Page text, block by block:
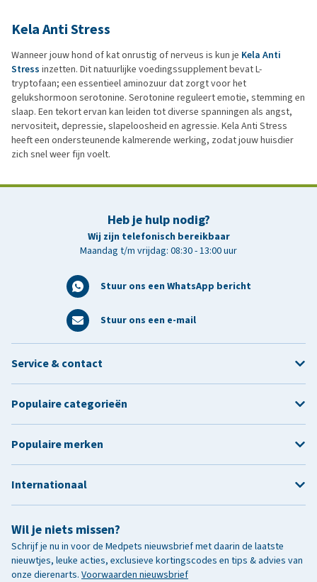
Kela Anti Stress
Wanneer jouw hond of kat onrustig of nerveus is kun je Kela Anti
Stress inzetten. Dit natuurlijke voedingssupplement bevat L-
tryptofaan; een essentieel aminozuur dat zorgt voor het
gelukshormoon serotonine. Serotonine reguleert emotie, stemming en
slaap. Een tekort ervan kan leiden tot diverse spanningen als angst,
nervositeit, depressie, slapeloosheid en agressie. Kela Anti Stress
heeft een ondersteunende kalmerende werking, zodat jouw huisdier
zich snel weer fijn voelt.
Heb je hulp nodig?
Wij zijn telefonisch bereikbaar
Maandag t/m vrijdag: 08:30 - 13:00 uur
Stuur ons een WhatsApp bericht
Stuur ons een e-mail
Wil je niets missen?
Schrijf je nu in voor de Medpets nieuwsbrief met daarin de laatste
nieuwtjes, leuke acties, exclusieve kortingscodes en tips & advies van
onze dierenarts. Voorwaarden nieuwsbrief
Service & contact
Populaire categorieën
Populaire merken
Internationaal